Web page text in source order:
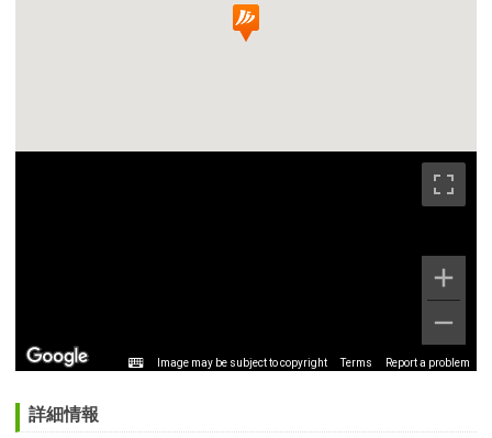
Image may be subject to copyright Terms Report a problem
詳細情報